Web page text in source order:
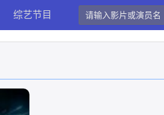
综艺节目